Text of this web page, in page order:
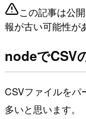
この記事は公
報が古い可能性が
nodeでCSV
CSVファイルをパ
多いと思います。